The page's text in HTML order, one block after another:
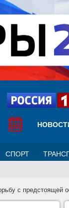
СПОРТ
с предстоящей